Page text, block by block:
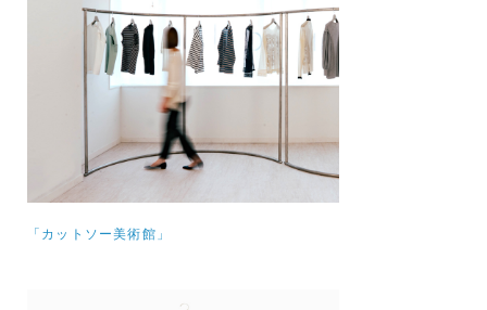
「カットソー美術館」